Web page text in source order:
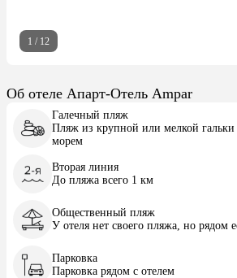
1 / 12
Об отеле Апарт-Отель Ampar
Галечный пляж
Пляж из крупной или мелкой гальки
морем
Вторая линия
До пляжа всего 1 км
Общественный пляж
У отеля нет своего пляжа, но рядом
Парковка
Парковка рядом с отелем